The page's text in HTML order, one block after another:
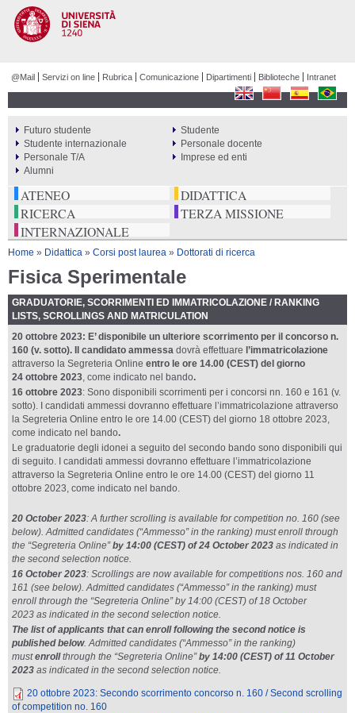
@Mail Servizi on line Rubrica Comunicazione Dipartimenti Biblioteche Intranet
ATENEO
DIDATTICA
RICERCA
TERZA MISSIONE
INTERNAZIONALE
PERCORSI
Futuro studente
Studente
Studente internazionale
Personale docente
Personale T/A
Imprese ed enti
Alumni
Tu sei qui
Home » Didattica » Corsi post laurea » Dottorati di ricerca
Fisica Sperimentale
GRADUATORIE, SCORRIMENTI ED IMMATRICOLAZIONE / RANKING
LISTS, SCROLLINGS AND MATRICULATION
20 ottobre 2023: E’ disponibile un ulteriore scorrimento per il concorso n.
160 (v. sotto). Il candidato ammessa dovrà effettuare l’immatricolazione
attraverso la Segreteria Online entro le ore 14.00 (CEST) del giorno
24 ottobre 2023 , come indicato nel bando.
16 ottobre 2023: Sono disponibili scorrimenti per i concorsi nn. 160 e 161 (v.
sotto). I candidati ammessi dovranno effettuare l’immatricolazione attraverso
la Segreteria Online entro le ore 14.00 (CEST) del giorno 18 ottobre 2023,
come indicato nel bando.
Le graduatorie degli idonei a seguito del secondo bando sono disponibili qui
di seguito. I candidati ammessi dovranno effettuare l’immatricolazione
attraverso la Segreteria Online entro le ore 14.00 (CEST) del giorno 11
ottobre 2023, come indicato nel bando.
20 October 2023: A further scrolling is available for competition no. 160 (see
below). Admitted candidates (“Ammesso” in the ranking) must enroll through
the “Segreteria Online”by 14:00 (CEST) of 24 October 2023 as indicated in
the second selection notice.
16 October 2023: Scrollings are now available for competitions nos. 160 and
161 (see below). Admitted candidates (“Ammesso” in the ranking) must
enroll through the “Segreteria Online” by 14:00 (CEST) of 18 October
2023 as indicated in the second selection notice.
The list of applicants that can enroll following the second notice is
published below. Admitted candidates (“Ammesso” in the ranking)
mustenrollthrough the “Segreteria Online”by 14:00 (CEST) of 11 October
2023 as indicated in the second selection notice.
20 ottobre 2023: Secondo scorrimento concorso n. 160 / Second scrolling
of competition no. 160